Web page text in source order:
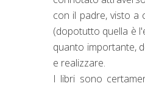
con il padre, visto a
(dopotutto quella è
quanto importante,
e realizzare.
I libri sono